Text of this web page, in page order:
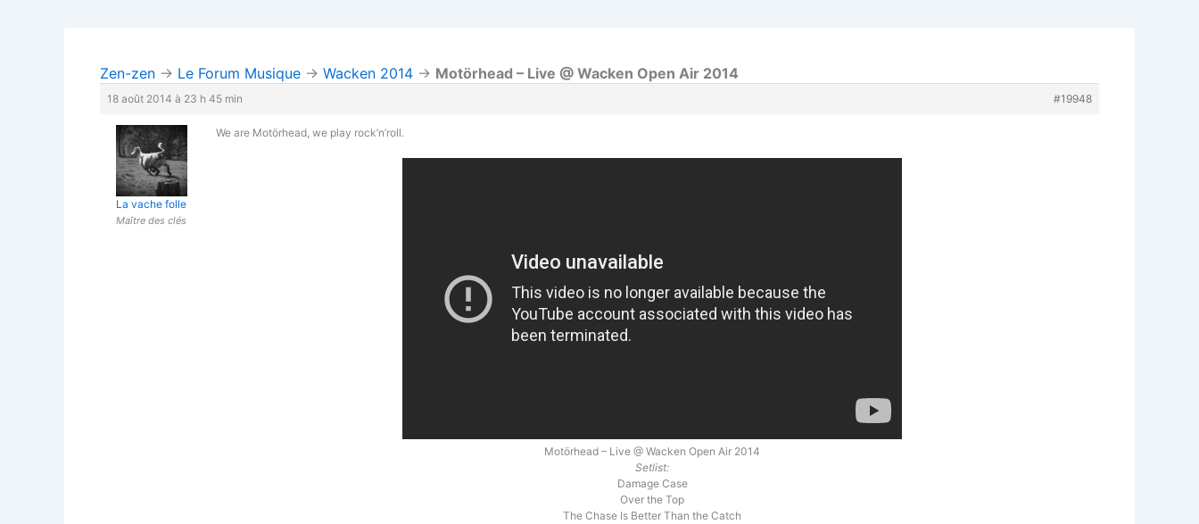
Zen-zen → Le Forum Musique → Wacken 2014 → Motörhead – Live @ Wacken Open Air 2014
18 août 2014 à 23 h 45 min #19948
La vache folle
Maître des clés
We are Motörhead, we play rock’n’roll.
Motörhead – Live @ Wacken Open Air 2014
Setlist:
Damage Case
Over the Top
The Chase Is Better Than the Catch